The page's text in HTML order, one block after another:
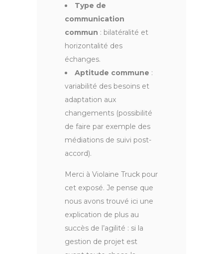
Type de
communication
commun : bilatéralité et
horizontalité des
échanges.
Aptitude commune :
variabilité des besoins et
adaptation aux
changements (possibilité
de faire par exemple des
médiations de suivi post-
accord).
Merci à Violaine Truck pour
cet exposé. Je pense que
nous avons trouvé ici une
explication de plus au
succès de l’agilité : si la
gestion de projet est